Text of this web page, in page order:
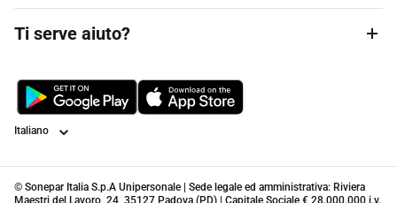
Ti serve aiuto?
Lingua
© Sonepar Italia S.p.A Unipersonale | Sede legale ed amministrativa: Riviera
Maestri del Lavoro, 24, 35127 Padova (PD) | Capitale Sociale € 28.000.000 i.v.